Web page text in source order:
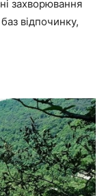
захворювання
відпочинку,